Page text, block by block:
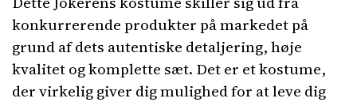
konkurrerende produkter på markedet på
grund af dets autentiske detaljering, høje
kvalitet og komplette sæt. Det er et kostume,
der virkelig giver dig mulighed for at leve dig